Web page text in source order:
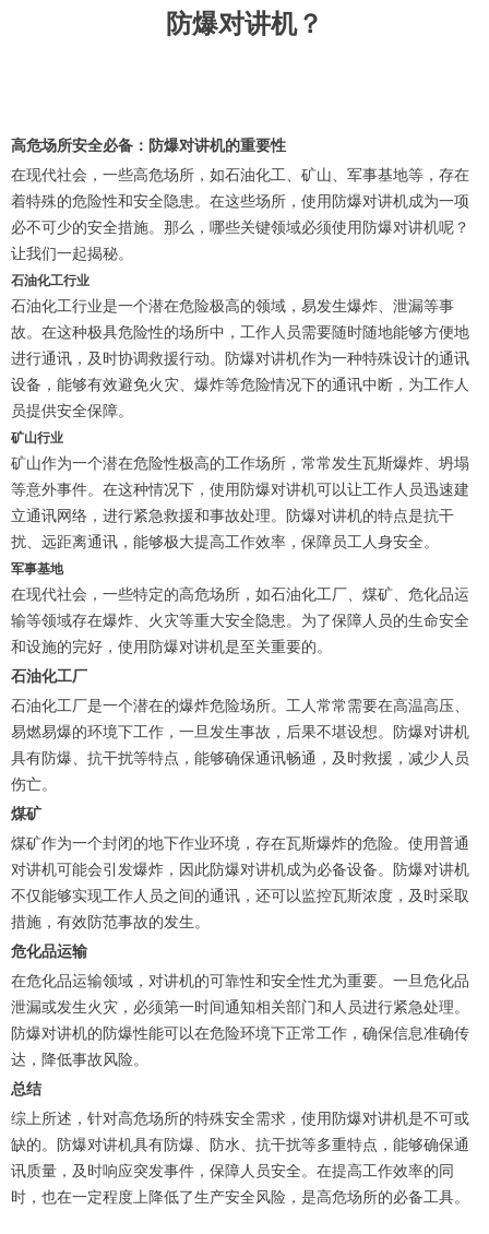
防爆对讲机？
高危场所安全必备：防爆对讲机的重要性
在现代社会，一些高危场所，如石油化工、矿山、军事基地等，存在
着特殊的危险性和安全隐患。在这些场所，使用防爆对讲机成为一项
必不可少的安全措施。那么，哪些关键领域必须使用防爆对讲机呢？
让我们一起揭秘。
石油化工行业
石油化工行业是一个潜在危险极高的领域，易发生爆炸、泄漏等事
故。在这种极具危险性的场所中，工作人员需要随时随地能够方便地
进行通讯，及时协调救援行动。防爆对讲机作为一种特殊设计的通讯
设备，能够有效避免火灾、爆炸等危险情况下的通讯中断，为工作人
员提供安全保障。
矿山行业
矿山作为一个潜在危险性极高的工作场所，常常发生瓦斯爆炸、坍塌
等意外事件。在这种情况下，使用防爆对讲机可以让工作人员迅速建
立通讯网络，进行紧急救援和事故处理。防爆对讲机的特点是抗干
扰、远距离通讯，能够极大提高工作效率，保障员工人身安全。
军事基地
在现代社会，一些特定的高危场所，如石油化工厂、煤矿、危化品运
输等领域存在爆炸、火灾等重大安全隐患。为了保障人员的生命安全
和设施的完好，使用防爆对讲机是至关重要的。
石油化工厂
石油化工厂是一个潜在的爆炸危险场所。工人常常需要在高温高压、
易燃易爆的环境下工作，一旦发生事故，后果不堪设想。防爆对讲机
具有防爆、抗干扰等特点，能够确保通讯畅通，及时救援，减少人员
伤亡。
煤矿
煤矿作为一个封闭的地下作业环境，存在瓦斯爆炸的危险。使用普通
对讲机可能会引发爆炸，因此防爆对讲机成为必备设备。防爆对讲机
不仅能够实现工作人员之间的通讯，还可以监控瓦斯浓度，及时采取
措施，有效防范事故的发生。
危化品运输
在危化品运输领域，对讲机的可靠性和安全性尤为重要。一旦危化品
泄漏或发生火灾，必须第一时间通知相关部门和人员进行紧急处理。
防爆对讲机的防爆性能可以在危险环境下正常工作，确保信息准确传
达，降低事故风险。
总结
综上所述，针对高危场所的特殊安全需求，使用防爆对讲机是不可或
缺的。防爆对讲机具有防爆、防水、抗干扰等多重特点，能够确保通
讯质量，及时响应突发事件，保障人员安全。在提高工作效率的同
时，也在一定程度上降低了生产安全风险，是高危场所的必备工具。